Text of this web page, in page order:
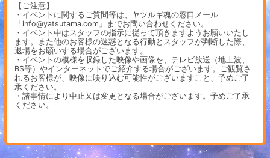
【ご注意】
・イベントに関するご質問等は、ヤツルギ魂の窓口メール
「info@yatsutama.com」までお問い合わせください。
・イベント中はスタッフの指示に従って頂きますようお願いいたし
ます。また他のお客様の迷惑となる行動とスタッフが判断した際、
退場をお願いする場合がございます。
・イベントの模様を収録した映像や画像を、テレビ放送（地上波、
BS等）やインターネットでご紹介する場合がございます。ご観覧さ
れるお客様が、映像に映り込む可能性がございますこと、予めご了
承ください。
・諸事情により中止又は変更となる場合がございます。予めご了承
ください。